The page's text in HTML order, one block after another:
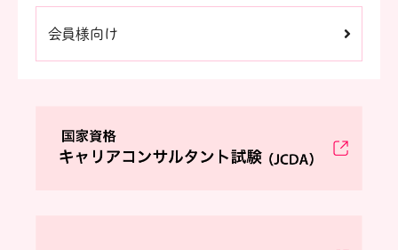
会員様向け